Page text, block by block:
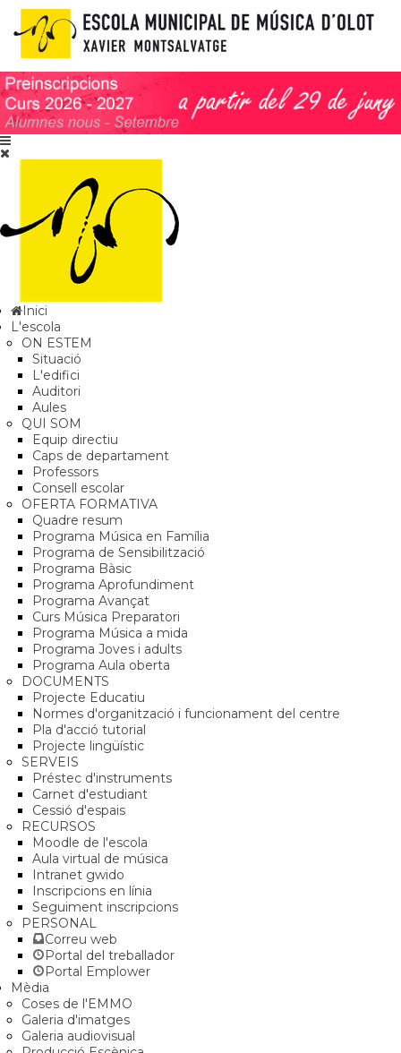
Inici
L'escola
ON ESTEM
Situació
L'edifici
Auditori
Aules
QUI SOM
Equip directiu
Caps de departament
Professors
Consell escolar
OFERTA FORMATIVA
Quadre resum
Programa Música en Família
Programa de Sensibilització
Programa Bàsic
Programa Aprofundiment
Programa Avançat
Curs Música Preparatori
Programa Música a mida
Programa Joves i adults
Programa Aula oberta
DOCUMENTS
Projecte Educatiu
Normes d'organització i funcionament del centre
Pla d'acció tutorial
Projecte lingüístic
SERVEIS
Préstec d'instruments
Carnet d'estudiant
Cessió d'espais
RECURSOS
Moodle de l'escola
Aula virtual de música
Intranet gwido
Inscripcions en línia
Seguiment inscripcions
PERSONAL
Correu web
Portal del treballador
Portal Emplower
Mèdia
Coses de l'EMMO
Galeria d'imatges
Galeria audiovisual